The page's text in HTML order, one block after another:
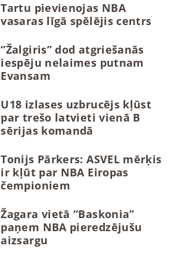
Tartu pievienojas NBA
vasaras līgā spēlējis centrs
“Žalgiris” dod atgriešanās
iespēju nelaimes putnam
Evansam
U18 izlases uzbrucējs kļūst
par trešo latvieti vienā B
sērijas komandā
Tonijs Pārkers: ASVEL mērķis
ir kļūt par NBA Eiropas
čempioniem
Žagara vietā “Baskonia”
paņem NBA pieredzējušu
aizsargu